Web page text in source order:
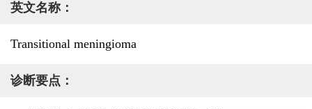
英文名称：
Transitional meningioma
诊断要点：